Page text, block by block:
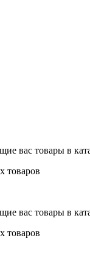
вас товары в
товаров
вас товары в
товаров